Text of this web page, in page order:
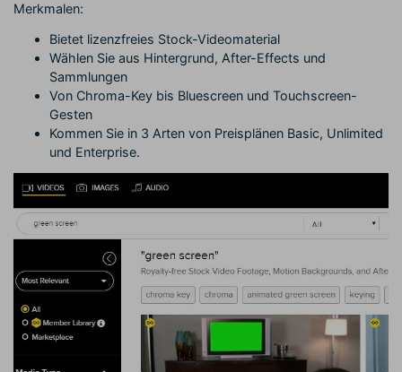
Merkmalen:
Bietet lizenzfreies Stock-Videomaterial
Wählen Sie aus Hintergrund, After-Effects und
Sammlungen
Von Chroma-Key bis Bluescreen und Touchscreen-
Gesten
Kommen Sie in 3 Arten von Preisplänen Basic, Unlimited
und Enterprise.